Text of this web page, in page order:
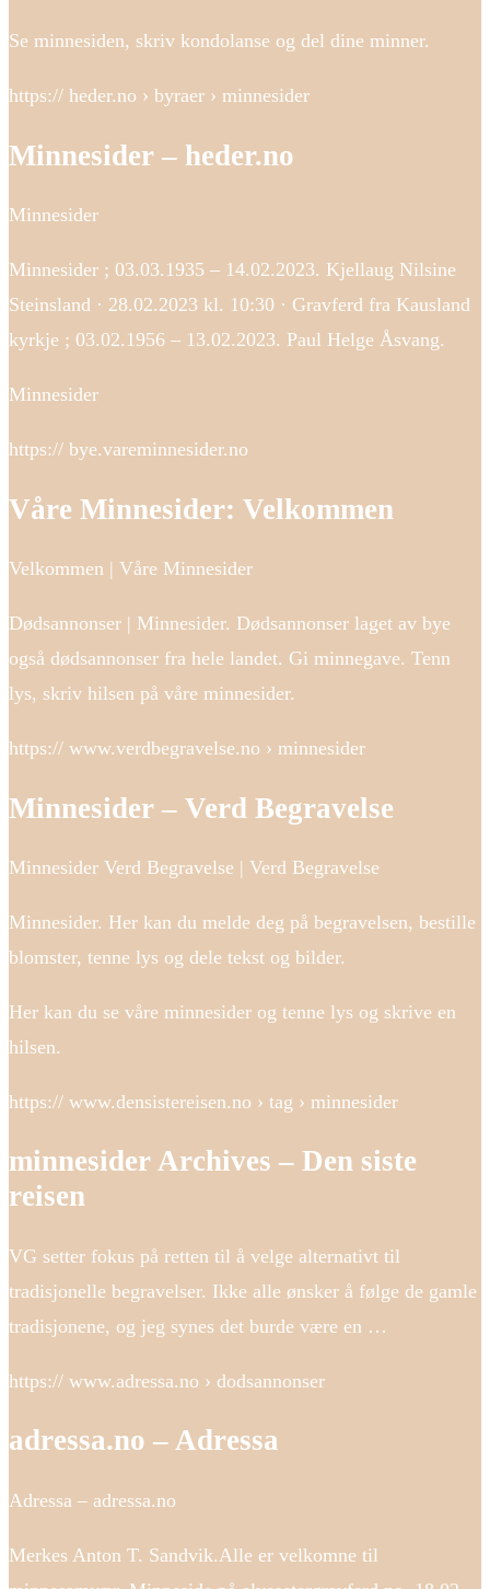
Se minnesiden, skriv kondolanse og del dine minner.
https:// heder.no › byraer › minnesider
Minnesider – heder.no
Minnesider
Minnesider ; 03.03.1935 – 14.02.2023. Kjellaug Nilsine
Steinsland · 28.02.2023 kl. 10:30 · Gravferd fra Kausland
kyrkje ; 03.02.1956 – 13.02.2023. Paul Helge Åsvang.
Minnesider
https:// bye.vareminnesider.no
Våre Minnesider: Velkommen
Velkommen | Våre Minnesider
Dødsannonser | Minnesider. Dødsannonser laget av bye
også dødsannonser fra hele landet. Gi minnegave. Tenn
lys, skriv hilsen på våre minnesider.
https:// www.verdbegravelse.no › minnesider
Minnesider – Verd Begravelse
Minnesider Verd Begravelse | Verd Begravelse
Minnesider. Her kan du melde deg på begravelsen, bestille
blomster, tenne lys og dele tekst og bilder.
Her kan du se våre minnesider og tenne lys og skrive en
hilsen.
https:// www.densistereisen.no › tag › minnesider
minnesider Archives – Den siste
reisen
VG setter fokus på retten til å velge alternativt til
tradisjonelle begravelser. Ikke alle ønsker å følge de gamle
tradisjonene, og jeg synes det burde være en …
https:// www.adressa.no › dodsannonser
adressa.no – Adressa
Adressa – adressa.no
Merkes Anton T. Sandvik.Alle er velkomne til